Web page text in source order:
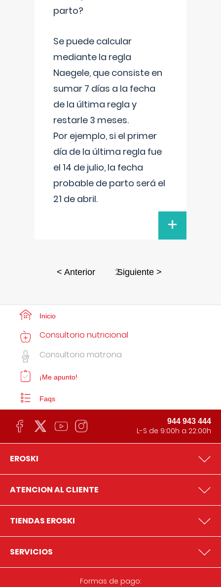
parto?
Se puede calcular
mediante la regla
Naegele, que consiste en
sumar 7 días a la fecha
de la última regla y
restarle 3 meses.
Por ejemplo, si el primer
día de la última regla fue
el 14 de julio, la fecha
probable de parto será el
21 de abril.
+
< Anterior 2Siguiente >
Inicio
Consultorio nutricional
Consultorio matrona
¡Me apunto!
Faqs
944 943 444
L-S de 9:00h a 22:00h
EROSKI
ATENCION AL CLIENTE
TIENDAS EROSKI
SERVICIOS
Formas de pago: